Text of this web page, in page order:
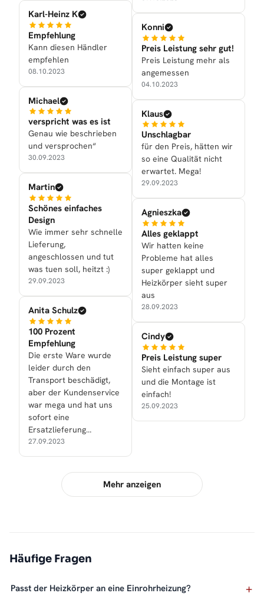
Karl-Heinz K
Empfehlung
Kann diesen Händler
empfehlen
08.10.2023
Michael
verspricht was es ist
Genau wie beschrieben
und versprochen“
30.09.2023
Martin
Schönes einfaches
Design
Wie immer sehr schnelle
Lieferung,
angeschlossen und tut
was tuen soll, heitzt :)
29.09.2023
Anita Schulz
100 Prozent
Empfehlung
Die erste Ware wurde
leider durch den
Transport beschädigt,
aber der Kundenservice
war mega und hat uns
sofort eine
Ersatzlieferung
zukommen lassen.
27.09.2023
Konni
Preis Leistung sehr gut!
Preis Leistung mehr als
angemessen
04.10.2023
Klaus
Unschlagbar
für den Preis, hätten wir
so eine Qualität nicht
erwartet. Mega!
29.09.2023
Agnieszka
Alles geklappt
Wir hatten keine
Probleme hat alles
super geklappt und
Heizkörper sieht super
aus
28.09.2023
Cindy
Preis Leistung super
Sieht einfach super aus
und die Montage ist
einfach!
25.09.2023
Mehr anzeigen
Häufige Fragen
Passt der Heizkörper an eine Einrohrheizung?